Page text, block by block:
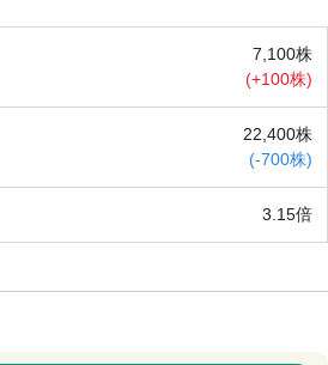
7,100株
(+100株)
22,400株
(-700株)
3.15倍